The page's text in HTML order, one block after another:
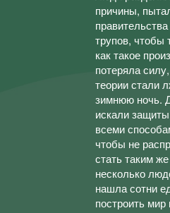
причины,
трупов, чтобы
как такое
потеряла
теории стали
зимнюю ночь.
искали
всеми
чтобы не
стать таким
несколько
нашла сотни
построить мир